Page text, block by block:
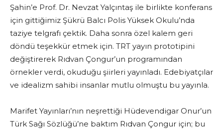
Şahin’e Prof. Dr. Nevzat Yalçıntaş ile birlikte konferans
için gittiğimiz Şükrü Balcı Polis Yüksek Okulu’nda
taziye telgrafı çektik. Daha sonra özel kalem geri
döndü teşekkür etmek için. TRT yayın prototipini
değiştirerek Rıdvan Çongur’un programından
örnekler verdi, okuduğu şiirleri yayınladı. Edebiyatçılar
ve idealizm sahibi insanlar mutlu olmuştu bu yayınla.
Marifet Yayınları’nın neşrettiği Hüdevendigar Onur’un
Türk Sağı Sözlüğü’ne baktım Rıdvan Çongur için; bu